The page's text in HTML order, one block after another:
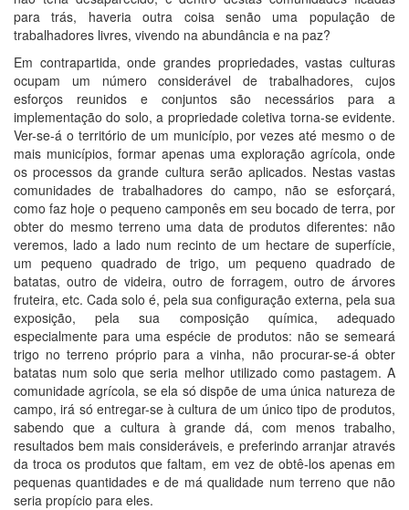
para trás, haveria outra coisa senão uma população de
trabalhadores livres, vivendo na abundância e na paz?
Em contrapartida, onde grandes propriedades, vastas culturas
ocupam um número considerável de trabalhadores, cujos
esforços reunidos e conjuntos são necessários para a
implementação do solo, a propriedade coletiva torna-se evidente.
Ver-se-á o território de um município, por vezes até mesmo o de
mais municípios, formar apenas uma exploração agrícola, onde
os processos da grande cultura serão aplicados. Nestas vastas
comunidades de trabalhadores do campo, não se esforçará,
como faz hoje o pequeno camponês em seu bocado de terra, por
obter do mesmo terreno uma data de produtos diferentes: não
veremos, lado a lado num recinto de um hectare de superfície,
um pequeno quadrado de trigo, um pequeno quadrado de
batatas, outro de videira, outro de forragem, outro de árvores
fruteira, etc. Cada solo é, pela sua configuração externa, pela sua
exposição, pela sua composição química, adequado
especialmente para uma espécie de produtos: não se semeará
trigo no terreno próprio para a vinha, não procurar-se-á obter
batatas num solo que seria melhor utilizado como pastagem. A
comunidade agrícola, se ela só dispõe de uma única natureza de
campo, irá só entregar-se à cultura de um único tipo de produtos,
sabendo que a cultura à grande dá, com menos trabalho,
resultados bem mais consideráveis, e preferindo arranjar através
da troca os produtos que faltam, em vez de obtê-los apenas em
pequenas quantidades e de má qualidade num terreno que não
seria propício para eles.